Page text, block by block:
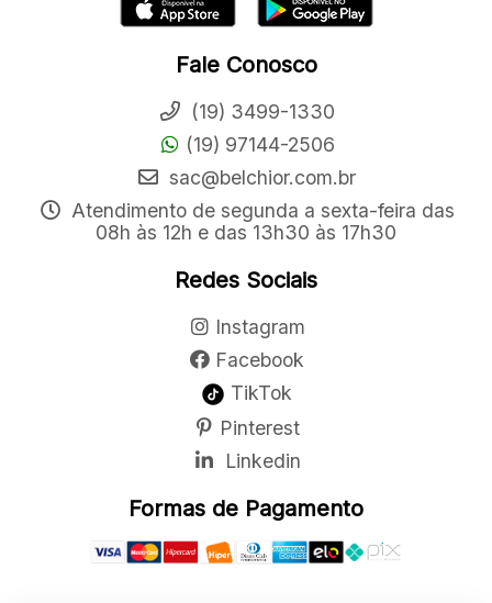
Fale Conosco
(19) 3499-1330
(19) 97144-2506
sac@belchior.com.br
Atendimento de segunda a sexta-feira das
08h às 12h e das 13h30 às 17h30
Redes Sociais
Instagram
Facebook
TikTok
Pinterest
Linkedin
Formas de Pagamento